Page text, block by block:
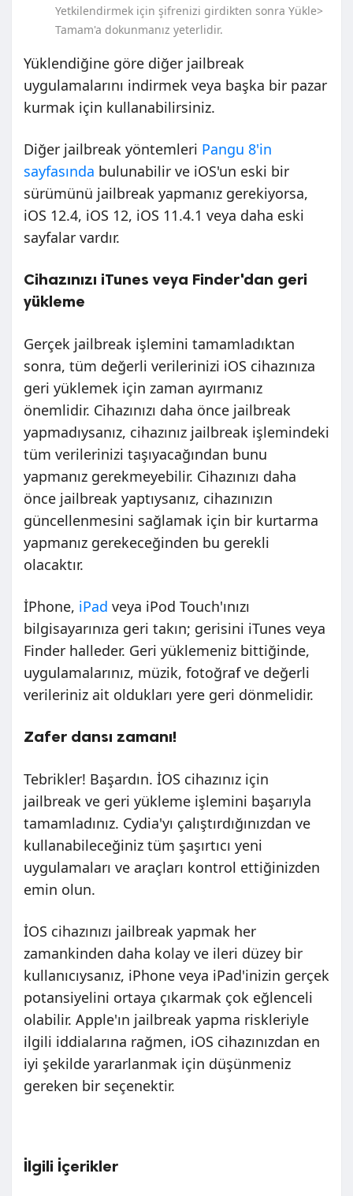
Yetkilendirmek için şifrenizi girdikten sonra Yükle>
Tamam'a dokunmanız yeterlidir.
Yüklendiğine göre diğer jailbreak
uygulamalarını indirmek veya başka bir pazar
kurmak için kullanabilirsiniz.
Diğer jailbreak yöntemleri Pangu 8'in
sayfasında bulunabilir ve iOS'un eski bir
sürümünü jailbreak yapmanız gerekiyorsa,
iOS 12.4, iOS 12, iOS 11.4.1 veya daha eski
sayfalar vardır.
Cihazınızı iTunes veya Finder'dan geri
yükleme
Gerçek jailbreak işlemini tamamladıktan
sonra, tüm değerli verilerinizi iOS cihazınıza
geri yüklemek için zaman ayırmanız
önemlidir. Cihazınızı daha önce jailbreak
yapmadıysanız, cihazınız jailbreak işlemindeki
tüm verilerinizi taşıyacağından bunu
yapmanız gerekmeyebilir. Cihazınızı daha
önce jailbreak yaptıysanız, cihazınızın
güncellenmesini sağlamak için bir kurtarma
yapmanız gerekeceğinden bu gerekli
olacaktır.
İPhone, iPad veya iPod Touch'ınızı
bilgisayarınıza geri takın; gerisini iTunes veya
Finder halleder. Geri yüklemeniz bittiğinde,
uygulamalarınız, müzik, fotoğraf ve değerli
verileriniz ait oldukları yere geri dönmelidir.
Zafer dansı zamanı!
Tebrikler! Başardın. İOS cihazınız için
jailbreak ve geri yükleme işlemini başarıyla
tamamladınız. Cydia'yı çalıştırdığınızdan ve
kullanabileceğiniz tüm şaşırtıcı yeni
uygulamaları ve araçları kontrol ettiğinizden
emin olun.
İOS cihazınızı jailbreak yapmak her
zamankinden daha kolay ve ileri düzey bir
kullanıcıysanız, iPhone veya iPad'inizin gerçek
potansiyelini ortaya çıkarmak çok eğlenceli
olabilir. Apple'ın jailbreak yapma riskleriyle
ilgili iddialarına rağmen, iOS cihazınızdan en
iyi şekilde yararlanmak için düşünmeniz
gereken bir seçenektir.
İlgili İçerikler